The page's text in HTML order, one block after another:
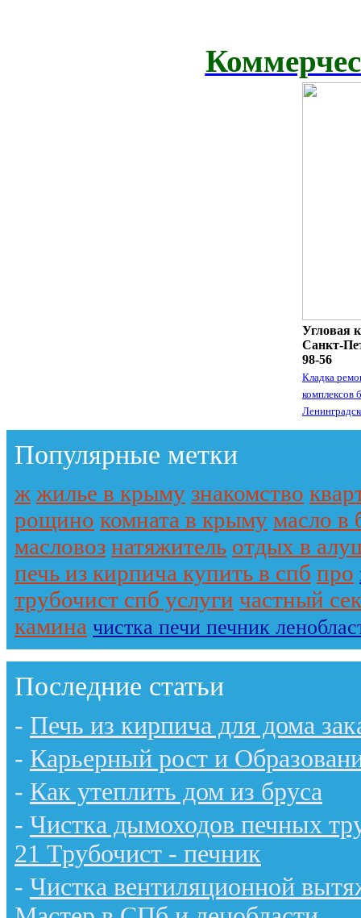
Угловая
Санкт-
98-56
Кладка
комплексов
Популярные метки
ж жилье в крыму знакомство
рощино комната в крыму масло в
масловоз натяжитель отдых в
печь из кирпича купить в спб про
трубочист спб услуги частный
камина чистка печи печник
Последние статьи
- Печь из кирпича для дома
- Карьерный рост и
- Как утеплить дом из бруса
- Чистка дымоходов печных
21 Трубочист - печник
- Чистка вентиляционной